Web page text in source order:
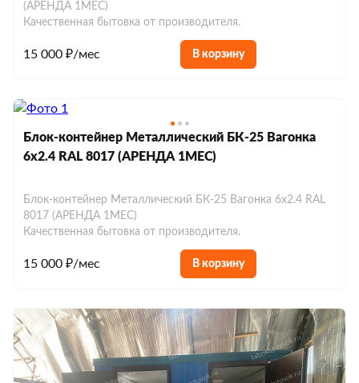
(АРЕНДА 1МЕС)
Качественная бытовка от производителя.
15 000 ₽/мес В корзину
Блок-контейнер Металлический БК-25 Вагонка
6х2.4 RAL 8017 (АРЕНДА 1МЕС)
Блок-контейнер Металлический БК-25 Вагонка 6х2.4 RAL
8017 (АРЕНДА 1МЕС)
Качественная бытовка от производителя.
15 000 ₽/мес В корзину